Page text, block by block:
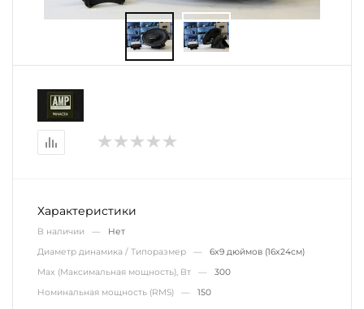
Характеристики
В наличии — Нет
Диаметр динамика / Типоразмер — 6х9 дюймов (16х24см)
Max (Максимальная мощность), Вт — 300
Номинальная мощность (RMS) — 150